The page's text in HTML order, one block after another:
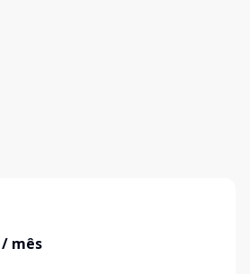
/ mês